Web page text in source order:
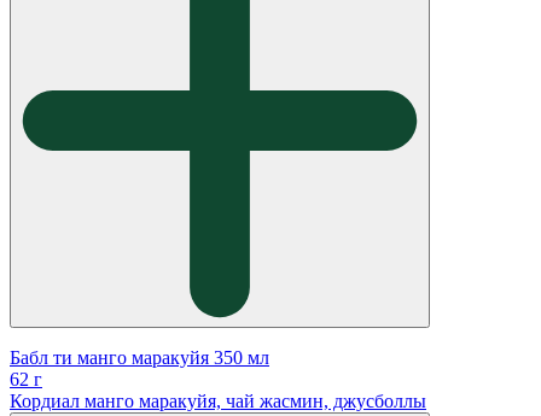
Бабл ти манго маракуйя 350 мл
62 г
Кордиал манго маракуйя, чай жасмин, джусболлы